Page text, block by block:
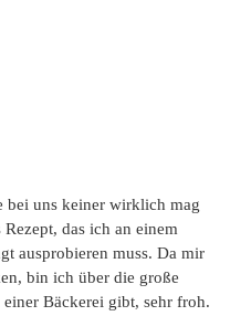
bei uns keiner wirklich mag
das ich an einem
ausprobieren muss. Da mir
bin ich über die große
Bäckerei gibt, sehr froh.